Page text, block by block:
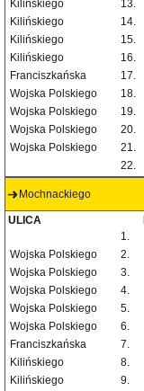
Kilińskiego
13.
Kilińskiego
14.
Kilińskiego
15.
Kilińskiego
16.
Franciszkańska
17.
Wojska Polskiego
18.
Wojska Polskiego
19.
Wojska Polskiego
20.
Wojska Polskiego
21.
22.
Mochnackiego
ULICA
1.
Wojska Polskiego
2.
Wojska Polskiego
3.
Wojska Polskiego
4.
Wojska Polskiego
5.
Wojska Polskiego
6.
Franciszkańska
7.
Kilińskiego
8.
Kilińskiego
9.